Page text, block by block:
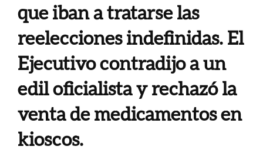
que iban a tratarse las
reelecciones indefinidas. El
Ejecutivo contradijo a un
edil oficialista y rechazó la
venta de medicamentos en
kioscos.